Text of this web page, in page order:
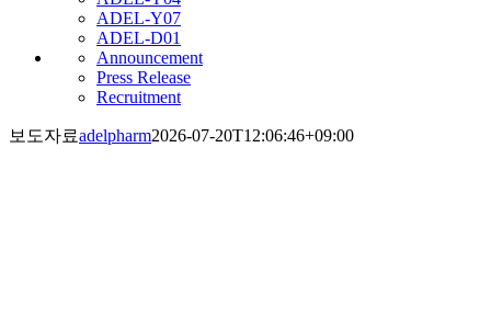
ADEL-Y07
ADEL-D01
Announcement
Press Release
Recruitment
보도자료adelpharm2026-07-20T12:06:46+09:00